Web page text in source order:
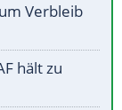
Verbleib
hält zu